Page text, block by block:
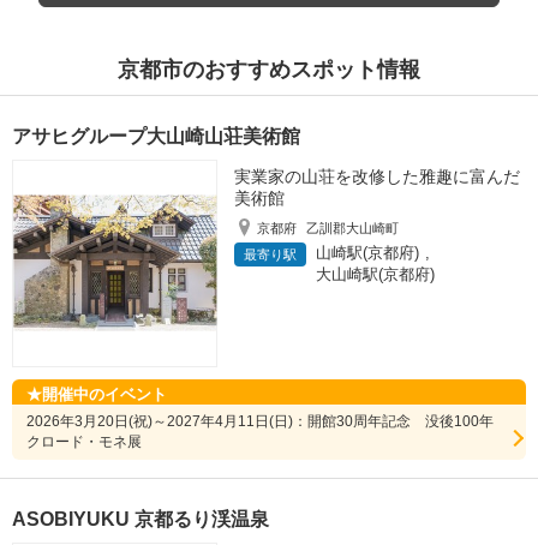
京都市のおすすめスポット情報
アサヒグループ大山崎山荘美術館
実業家の山荘を改修した雅趣に富んだ
美術館
京都府
乙訓郡大山崎町
最寄り駅
山崎駅(京都府)
大山崎駅(京都府)
開催中のイベント
2026年3月20日(祝)～2027年4月11日(日)：開館30周年記念 没後100年
クロード・モネ展
ASOBIYUKU 京都るり渓温泉